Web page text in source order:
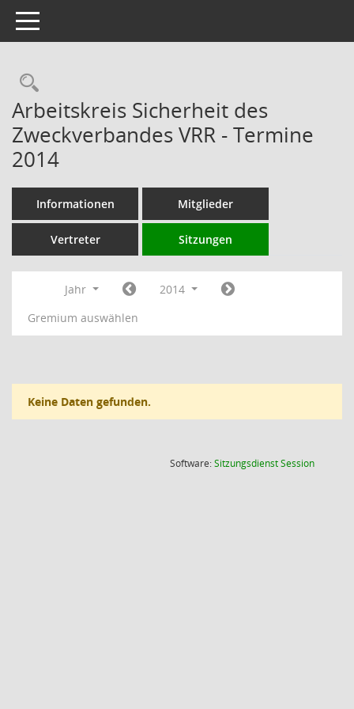
Toggle navigation
Rechercheauswahl
Arbeitskreis Sicherheit des
Zweckverbandes VRR - Termine
2014
Informationen Mitglieder
Vertreter Sitzungen
Jahr
2014
Gremium auswählen
Keine Daten gefunden.
Software:SitzungsdienstSession(Wird in